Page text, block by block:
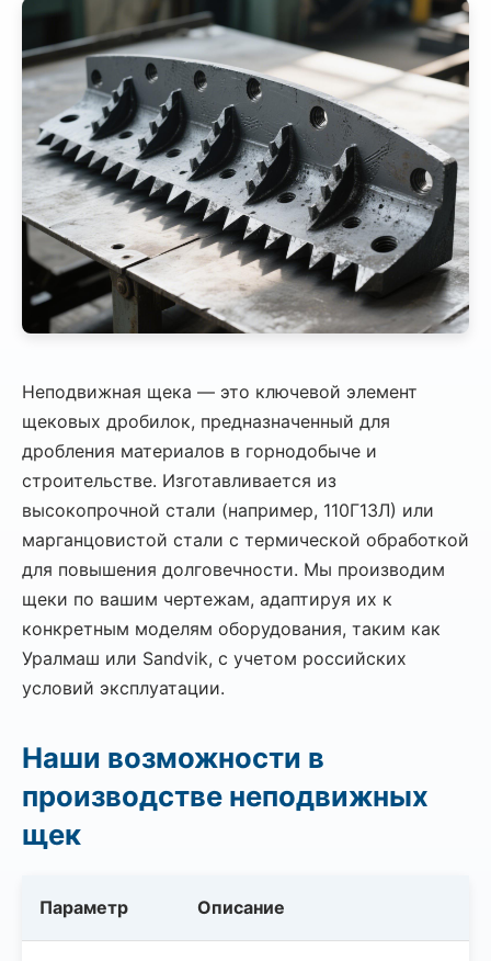
Неподвижная щека — это ключевой элемент
щековых дробилок, предназначенный для
дробления материалов в горнодобыче и
строительстве. Изготавливается из
высокопрочной стали (например, 110Г13Л) или
марганцовистой стали с термической обработкой
для повышения долговечности. Мы производим
щеки по вашим чертежам, адаптируя их к
конкретным моделям оборудования, таким как
Уралмаш или Sandvik, с учетом российских
условий эксплуатации.
Наши возможности в
производстве неподвижных
щек
Параметр Описание